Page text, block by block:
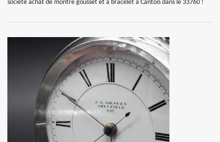
société achat de montre gousset et à bracelet à Cantois dans le 33760 !